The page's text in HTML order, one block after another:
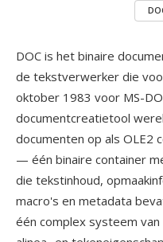
DOC is het binaire
de tekstverwerker die
oktober 1983 voor MS-
documentcreatietool
documenten op als OLE2
— één binaire container
die tekstinhoud,
macro's en metadata
één complex systeem